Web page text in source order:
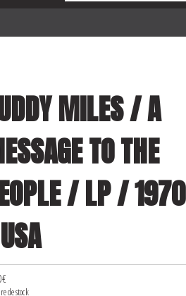
MILES / A
TO THE
/ LP / 1970
€
de stock